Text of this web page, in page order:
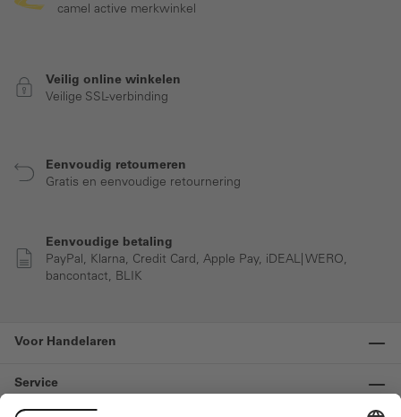
camel active merkwinkel
Veilig online winkelen
Veilige SSL-verbinding
Eenvoudig retourneren
Gratis en eenvoudige retournering
Eenvoudige betaling
PayPal, Klarna, Credit Card, Apple Pay, iDEAL| WERO,
bancontact, BLIK
Voor Handelaren
Service